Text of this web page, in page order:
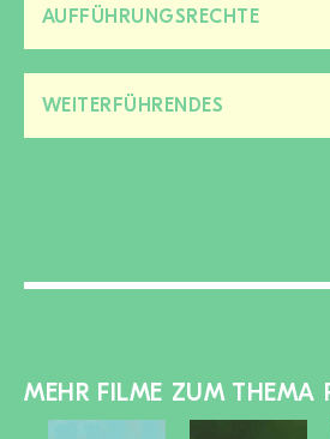
AUFFÜHRUNGSRECHTE
WEITERFÜHRENDES
MEHR FILME ZUM THEMA